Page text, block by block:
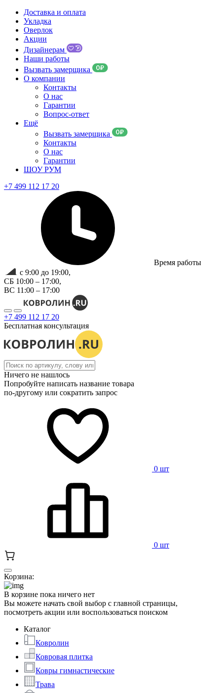
Доставка и оплата
Укладка
Оверлок
Акции
Дизайнерам
Наши работы
Вызвать замерщика
О компании
Контакты
О нас
Гарантии
Вопрос-ответ
Ещё
Вызвать замерщика
Контакты
О нас
Гарантии
ШОУ РУМ
+7 499 112 17 20
Время работы
с 9:00 до 19:00,
СБ 10:00 – 17:00,
ВС 11:00 – 17:00
+7 499 112 17 20
Бесплатная консультация
Ничего не нашлось
Попробуйте написать название товара
по-другому или сократить запрос
0 шт
0 шт
Корзина:
В корзине пока ничего нет
Вы можете начать свой выбор с главной страницы,
посмотреть акции или воспользоваться поиском
Каталог
Ковролин
Ковровая плитка
Ковры гимнастические
Трава